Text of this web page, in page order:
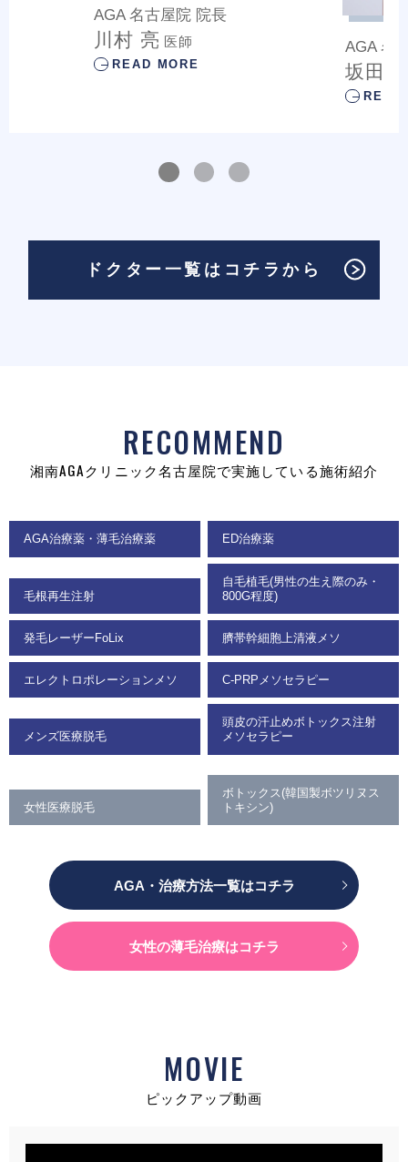
AGA 名古屋院 院長
川村 亮 医師
READ MORE
AGA 名
坂田
READ
ドクター一覧はコチラから
RECOMMEND
湘南AGAクリニック名古屋院で実施している施術紹介
AGA治療薬・薄毛治療薬 ED治療薬
毛根再生注射
自毛植毛(男性の生え際のみ・
800G程度)
発毛レーザーFoLix 臍帯幹細胞上清液メソ
エレクトロポレーションメソ C-PRPメソセラピー
メンズ医療脱毛
頭皮の汗止めボトックス注射
メソセラピー
女性医療脱毛
ボトックス(韓国製ボツリヌス
トキシン)
AGA・治療方法一覧はコチラ
女性の薄毛治療はコチラ
MOVIE
ピックアップ動画